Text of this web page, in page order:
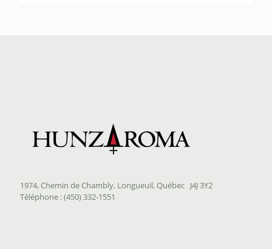
1974, Chemin de Chambly, Longueuil, Québec J4J 3Y2
Téléphone : (450) 332-1551